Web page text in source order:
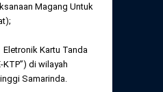
Magang Untuk
Kartu Tanda
KTP”) di wilayah
Samarinda.